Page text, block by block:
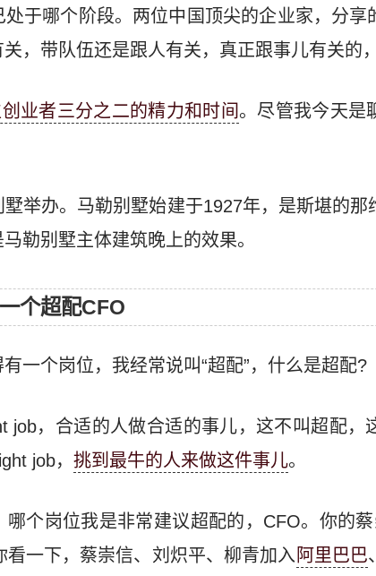
于哪个阶段。两位中国顶尖的企业家，分享
，带队伍还是跟人有关，真正跟事儿有关的
业者三分之二的精力和时间 。尽管我今天是
举办。马勒别墅始建于1927年，是斯堪的那
勒别墅主体建筑晚上的效果。
个超配CFO
一个岗位，我经常说叫“超配”，什么是超配?
job，合适的人做合适的事儿，这不叫超配，
job， 挑到最牛的人来做这件事儿。
个岗位我是非常建议超配的，CFO。你的
一下，蔡崇信、刘炽平、柳青加入 阿里巴巴、